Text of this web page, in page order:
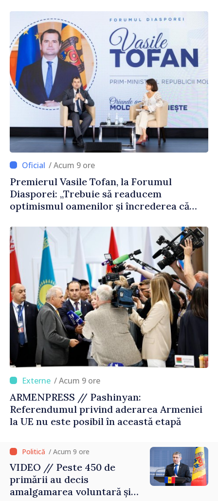
/ Acum 9 ore
Premierul Vasile Tofan, la Forumul
Diasporei: „Trebuie să readucem
optimismul oamenilor și încrederea că
corectă”
/ Acum 9 ore
ARMENPRESS // Pashinyan:
Referendumul privind aderarea Armeniei
la UE nu este posibil în această etapă
/ Acum 9 ore
VIDEO // Peste 450 de
primării au decis
amalgamarea voluntară și